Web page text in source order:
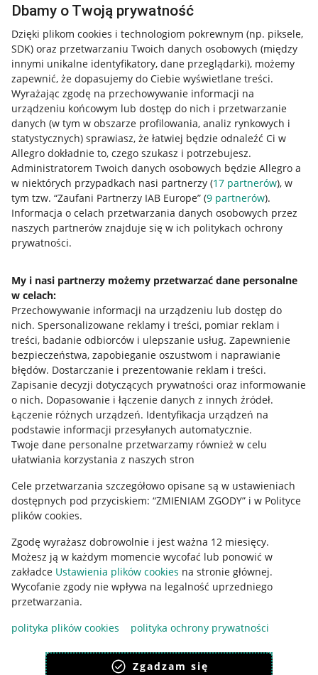
Dbamy o Twoją prywatność
Dzięki plikom cookies i technologiom pokrewnym (np. piksele,
SDK) oraz przetwarzaniu Twoich danych osobowych (między
innymi unikalne identyfikatory, dane przeglądarki), możemy
zapewnić, że dopasujemy do Ciebie wyświetlane treści.
Wyrażając zgodę na przechowywanie informacji na
urządzeniu końcowym lub dostęp do nich i przetwarzanie
danych (w tym w obszarze profilowania, analiz rynkowych i
statystycznych) sprawiasz, że łatwiej będzie odnaleźć Ci w
Allegro dokładnie to, czego szukasz i potrzebujesz.
Administratorem Twoich danych osobowych będzie Allegro a
w niektórych przypadkach nasi partnerzy (17 partnerów), w
tym tzw. “Zaufani Partnerzy IAB Europe” (9 partnerów).
Informacja o celach przetwarzania danych osobowych przez
naszych partnerów znajduje się w ich politykach ochrony
prywatności.
My i nasi partnerzy możemy przetwarzać dane personalne
w celach:
Przechowywanie informacji na urządzeniu lub dostęp do
nich. Spersonalizowane reklamy i treści, pomiar reklam i
treści, badanie odbiorców i ulepszanie usług. Zapewnienie
bezpieczeństwa, zapobieganie oszustwom i naprawianie
błędów. Dostarczanie i prezentowanie reklam i treści.
Zapisanie decyzji dotyczących prywatności oraz informowanie
o nich. Dopasowanie i łączenie danych z innych źródeł.
Łączenie różnych urządzeń. Identyfikacja urządzeń na
podstawie informacji przesyłanych automatycznie.
Twoje dane personalne przetwarzamy również w celu
ułatwiania korzystania z naszych stron
Cele przetwarzania szczegółowo opisane są w ustawieniach
dostępnych pod przyciskiem: “ZMIENIAM ZGODY” i w Polityce
plików cookies.
Zgodę wyrażasz dobrowolnie i jest ważna 12 miesięcy.
Możesz ją w każdym momencie wycofać lub ponowić w
zakładce Ustawienia plików cookies na stronie głównej.
Wycofanie zgody nie wpływa na legalność uprzedniego
przetwarzania.
polityka plików cookies
polityka ochrony prywatności
Zgadzam się
Przydatne informacje
Jak to działa
Allegro Gadane dla sprzedających
Allegro Gadane dla kupujących
Mapa miejscowości
Informacje prawne
Regulamin
Polityka plików "cookies"
Ustawienia plików "cookies"
Udostępnianie lokalizacji
Informacje dla Aktu o Usługach Cyfrowych
Pobierz aplikację